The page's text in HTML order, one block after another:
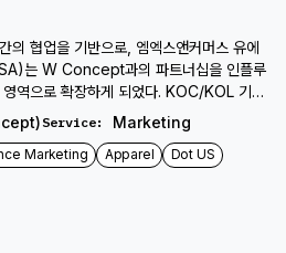
의 협업을 기반으로, 엠엑스앤커머스 유에
는 W Concept과의 파트너십을 인플루
역으로 확장하게 되었다. KOC/KOL 기반
중심의 퍼포먼스 마케팅을 통해 W
한다.
Service: Marketing
Marketing Apparel
Dot US